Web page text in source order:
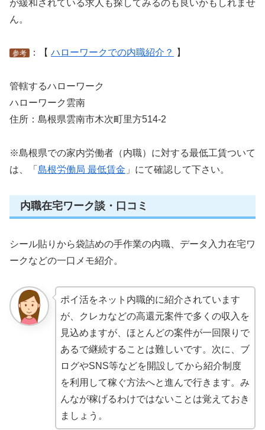
が緩和されている求人も探してみるのも良いかもしれませ
ん。
参考 ：【 ハローワークでの内職紹介？ 】
管轄するハローワーク
ハローワーク雲南
住所：島根県雲南市木次町里方514‐2
※島根県での家内労働者（内職）に対する最低工賃ついて
は、「 島根労働局 最低賃金 」にて確認して下さい。
内職在宅ワーク談・口コミ
シール貼りから袋詰めの手作業の内職、データ入力在宅ワ
ークなどの一口メモ紹介。
ポイ活をネット内職的に紹介されています
が、クレカなどの高還元案件で多くの収入を
見込めますが、ほとんどの案件が一回限りで
あるで継続することは難しいです。次に、ブ
ログやSNS等などを開設してから紹介制度
を利用して稼ぐ方法へと進んで行きます。み
んなが稼げるわけではないことは覚えておき
ましょう。